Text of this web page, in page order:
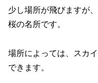
少し場所が飛びますが
桜の名所です。
場所によっては、スカ
できます。